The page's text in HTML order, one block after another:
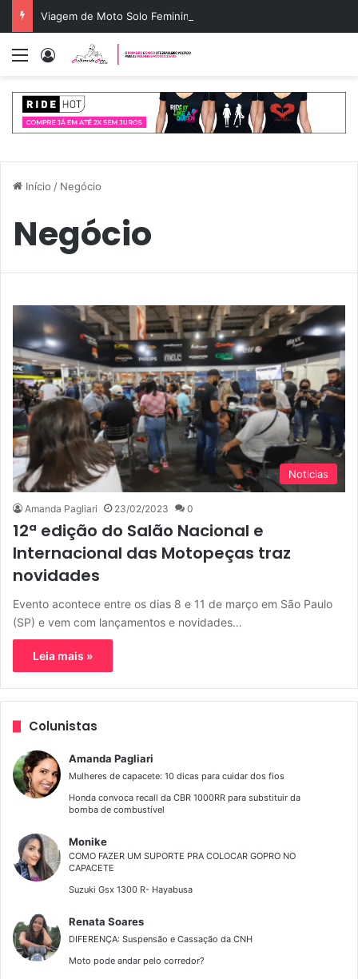
Menu Entrar
Início / Negócio
Negócio
Noticias
Amanda Pagliari 23/02/2023 0
12ª edição do Salão Nacional e
Internacional das Motopeças traz
novidades
Evento acontece entre os dias 8 e 11 de março em São Paulo
(SP) e vem com lançamentos e novidades…
Leia mais »
Colunistas
Amanda Pagliari
Mulheres de capacete: 10 dicas para cuidar dos fios
Honda convoca recall da CBR 1000RR para substituir da
bomba de combustível
Monike
COMO FAZER UM SUPORTE PRA COLOCAR GOPRO NO
CAPACETE
Suzuki Gsx 1300 R- Hayabusa
Renata Soares
DIFERENÇA: Suspensão e Cassação da CNH
Moto pode andar pelo corredor?